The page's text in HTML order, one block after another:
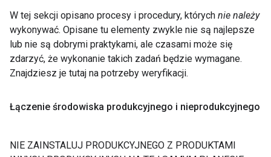
W tej sekcji opisano procesy i procedury, których nie należy
wykonywać. Opisane tu elementy zwykle nie są najlepsze
lub nie są dobrymi praktykami, ale czasami może się
zdarzyć, że wykonanie takich zadań będzie wymagane.
Znajdziesz je tutaj na potrzeby weryfikacji.
Łączenie środowiska produkcyjnego i nieprodukcyjnego
NIE ZAINSTALUJ PRODUKCYJNEGO Z PRODUKTAMI